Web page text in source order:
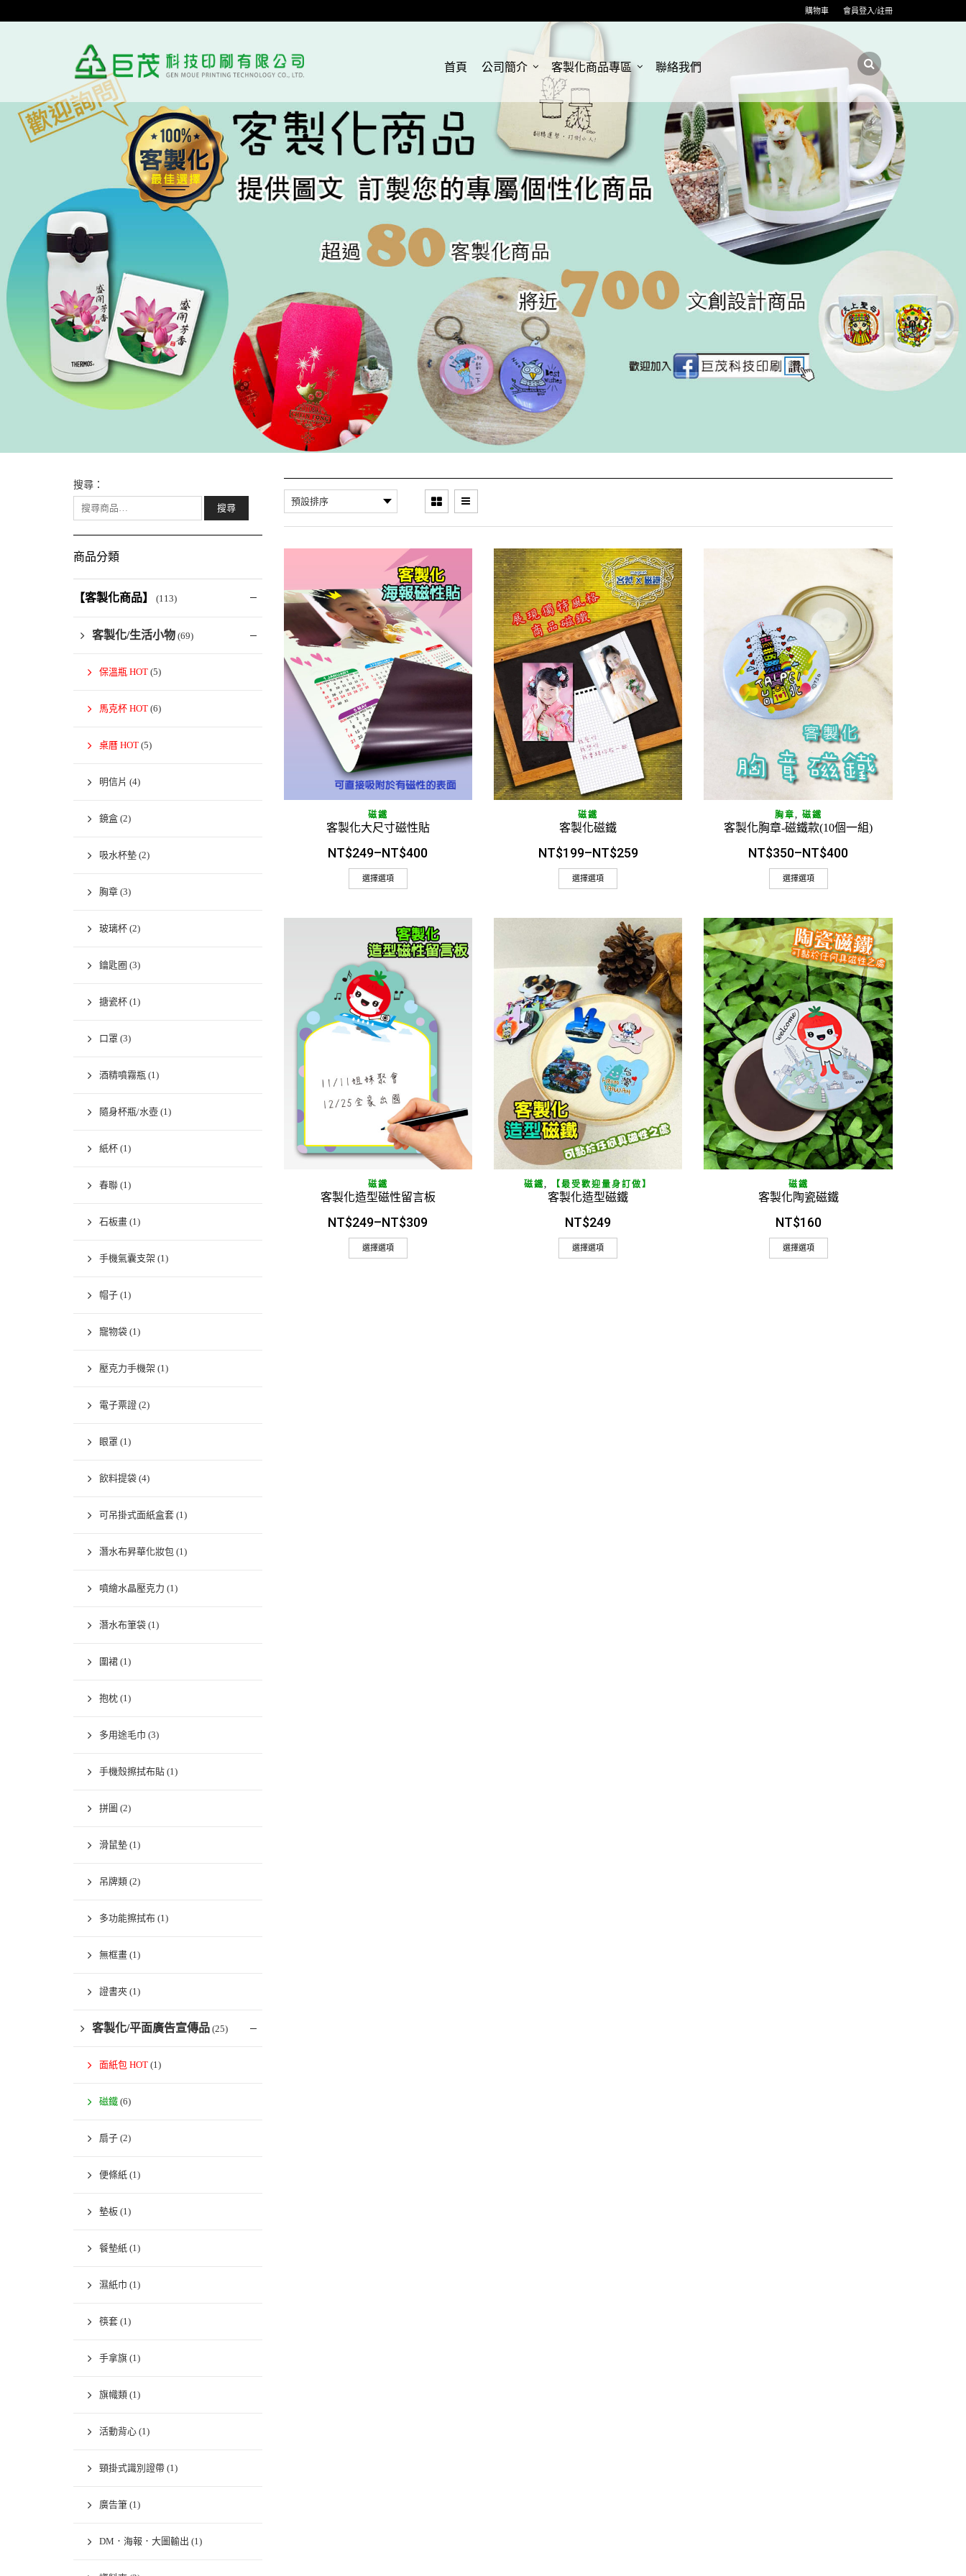
會員登入/註冊
購物車
首頁 公司簡介 客製化商品專區 聯絡我們
快速閱讀
磁鐵
客製化大尺寸磁性貼
NT$249–NT$400
選擇選項
快速閱讀
磁鐵
客製化磁鐵
NT$199–NT$259
選擇選項
快速閱讀
胸章, 磁鐵
客製化胸章-磁鐵款(10個一組)
NT$350–NT$400
選擇選項
快速閱讀
磁鐵
客製化造型磁性留言板
NT$249–NT$309
選擇選項
快速閱讀
磁鐵, 【最受歡迎量身訂做】
客製化造型磁鐵
NT$249
選擇選項
快速閱讀
磁鐵
客製化陶瓷磁鐵
NT$160
選擇選項
搜尋：
商品分類
【客製化商品】 (113)
客製化/生活小物 (69)
保溫瓶 HOT (5)
馬克杯 HOT (6)
桌曆 HOT (5)
明信片 (4)
鏡盒 (2)
吸水杯墊 (2)
胸章 (3)
玻璃杯 (2)
鑰匙圈 (3)
搪瓷杯 (1)
口罩 (3)
酒精噴霧瓶 (1)
隨身杯瓶/水壺 (1)
紙杯 (1)
春聯 (1)
石板畫 (1)
手機氣囊支架 (1)
帽子 (1)
寵物袋 (1)
壓克力手機架 (1)
電子票證 (2)
眼罩 (1)
飲料提袋 (4)
可吊掛式面紙盒套 (1)
潛水布昇華化妝包 (1)
噴繪水晶壓克力 (1)
潛水布筆袋 (1)
圍裙 (1)
抱枕 (1)
多用途毛巾 (3)
手機殼擦拭布貼 (1)
拼圖 (2)
滑鼠墊 (1)
吊牌類 (2)
多功能擦拭布 (1)
無框畫 (1)
證書夾 (1)
客製化/平面廣告宣傳品 (25)
面紙包 HOT (1)
磁鐵 (6)
扇子 (2)
便條紙 (1)
墊板 (1)
餐墊紙 (1)
濕紙巾 (1)
筷套 (1)
手拿旗 (1)
旗幟類 (1)
活動背心 (1)
頸掛式識別證帶 (1)
廣告筆 (1)
DM．海報．大圖輸出 (1)